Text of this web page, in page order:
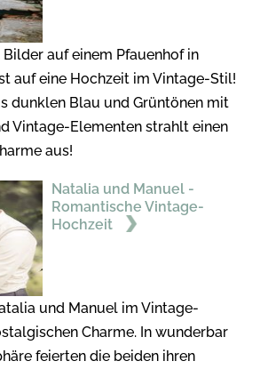
auf einem Pfauenhof in
auf eine Hochzeit im Vintage-Stil!
dunklen Blau und Grüntönen mit
Vintage-Elementen strahlt einen
aus!
Natalia und Manuel -
Romantische Vintage-
Hochzeit
und Manuel im Vintage-
Charme. In wunderbar
feierten die beiden ihren